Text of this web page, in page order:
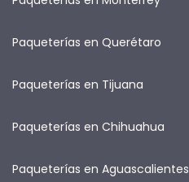
Paqueterías en Querétaro
Paqueterías en Tijuana
Paqueterías en Chihuahua
Paqueterías en Aguascalientes